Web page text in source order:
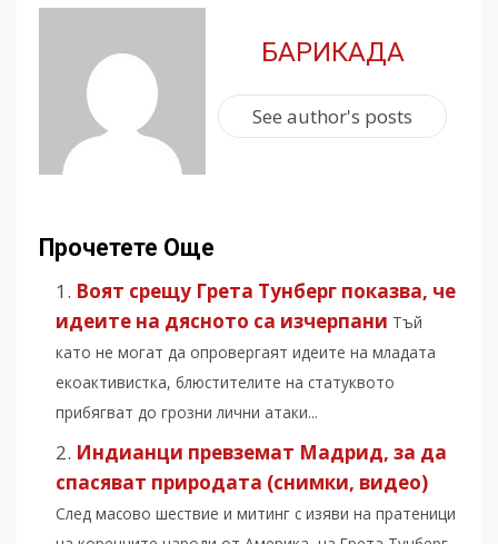
БАРИКАДА
See author's posts
Прочетете Още
Воят срещу Грета Тунберг показва, че
идеите на дясното са изчерпани Тъй
като не могат да опровергаят идеите на младата
екоактивистка, блюстителите на статуквото
прибягват до грозни лични атаки...
Индианци превземат Мадрид, за да
спасяват природата (снимки, видео)
След масово шествие и митинг с изяви на пратеници